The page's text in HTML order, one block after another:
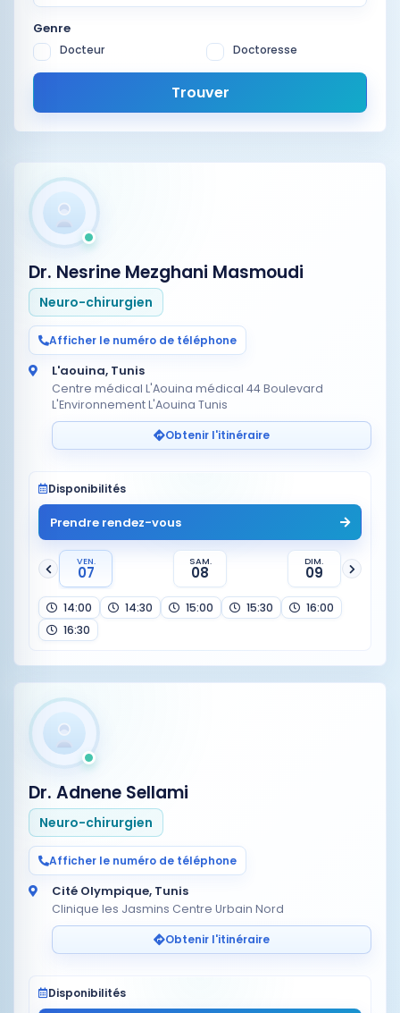
Genre
Docteur Doctoresse
Trouver
Dr. Nesrine Mezghani Masmoudi
Neuro-chirurgien
Afficher le numéro de téléphone
L'aouina, Tunis
Centre médical L'Aouina médical 44 Boulevard
L'Environnement L'Aouina Tunis
Obtenir l'itinéraire
Disponibilités
Prendre rendez-vous
VEN.
07
SAM.
08
DIM.
09
14:00 14:30 15:00 15:30
16:00
16:30
Dr. Adnene Sellami
Neuro-chirurgien
Afficher le numéro de téléphone
Cité Olympique, Tunis
Clinique les Jasmins Centre Urbain Nord
Obtenir l'itinéraire
Disponibilités